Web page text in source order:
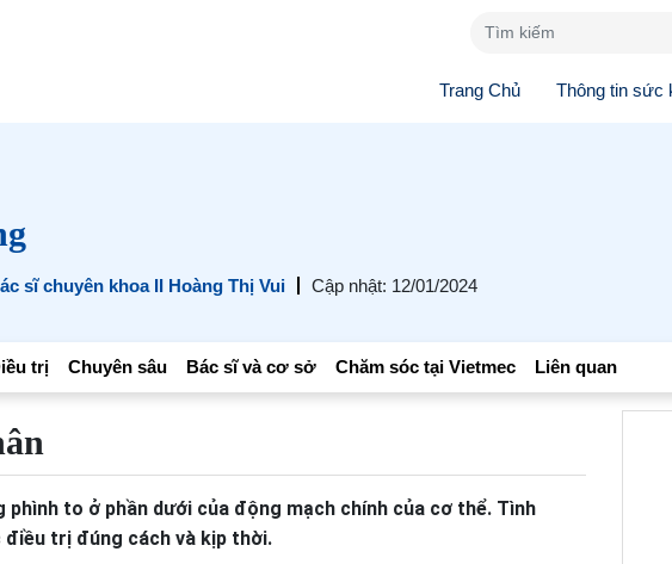
Trang Chủ Thông tin sức
sĩ chuyên khoa II Hoàng Thị Vui Cập nhật: 12/01/2024
trị Chuyên sâu Bác sĩ và cơ sở Chăm sóc tại Vietmec Liên quan
to ở phần dưới của động mạch chính của cơ thể. Tình
trị đúng cách và kịp thời.